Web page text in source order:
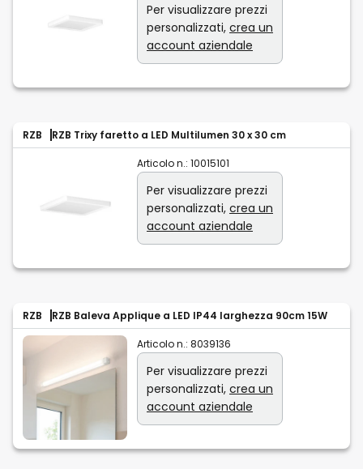
Per visualizzare prezzi
personalizzati, crea un
account aziendale
RZB RZB Trixy faretto a LED Multilumen 30 x 30 cm
Articolo n.: 10015101
Per visualizzare prezzi
personalizzati, crea un
account aziendale
RZB RZB Baleva Applique a LED IP44 larghezza 90cm 15W
Articolo n.: 8039136
Per visualizzare prezzi
personalizzati, crea un
account aziendale